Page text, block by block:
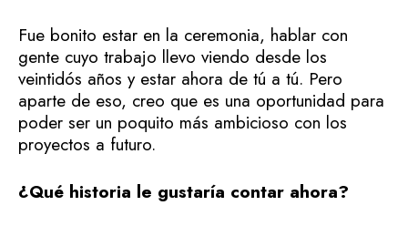
Fue bonito estar en la ceremonia, hablar con
gente cuyo trabajo llevo viendo desde los
veintidós años y estar ahora de tú a tú. Pero
aparte de eso, creo que es una oportunidad para
poder ser un poquito más ambicioso con los
proyectos a futuro.
¿Qué historia le gustaría contar ahora?